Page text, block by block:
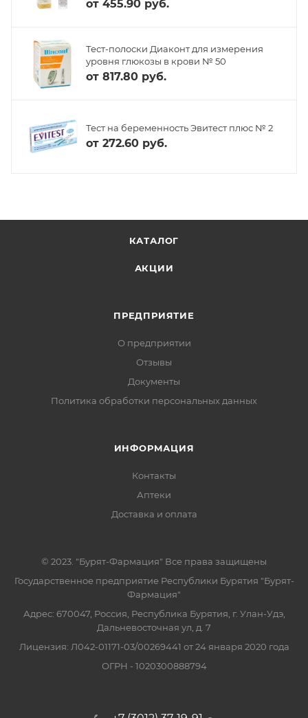
от 455.90 руб.
Тест-полоски Диаконт для измерения
уровня глюкозы в крови № 50
от 817.80 руб.
Тест на беременность Эвитест плюс № 2
от 272.60 руб.
КАТАЛОГ
АКЦИИ
ПРЕДПРИЯТИЕ
О предприятии
Отзывы
Документы
Политика обработки персональных данных
ИНФОРМАЦИЯ
Контакты
Аптеки
Доставка и оплата
© 2023. "Бурят-Фармация" Все права защищены
Государственное предприятие Республики Бурятия "Бурят-
Фармация"
Адрес: 670047, Россия, Республика Бурятия, г. Улан-Удэ,
Дальневосточная ул, д. 7
Лицензия: Л042-01171-03/00269441 от 24 января 2020 года
ОГРН - 1020300888794